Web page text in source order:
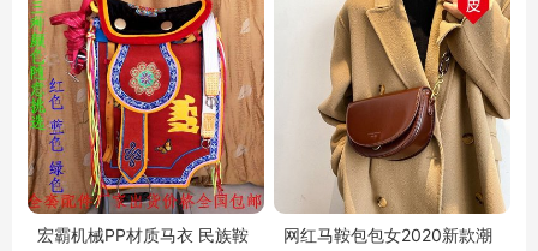
宏霸机械PP材质马衣 民族鞍
网红马鞍包包女2020新款潮